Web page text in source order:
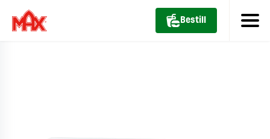
Bestill